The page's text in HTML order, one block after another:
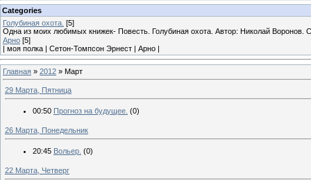
Categories
Голубиная охота. [5]
Одна из моих любимых книжек- Повесть. Голубиная охота. Автор: Николай Воронов.
Арно [5]
| моя полка | Сетон-Томпсон Эрнест | Арно |
Главная » 2012 » Март
29 Марта, Пятница
00:50 Прогноз на будущее. (0)
26 Марта, Понедельник
20:45 Вольер. (0)
22 Марта, Четверг